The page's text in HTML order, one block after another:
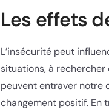
Les effets
L’insécurité peut
situations, à
peuvent entraver notre
changement positif. En